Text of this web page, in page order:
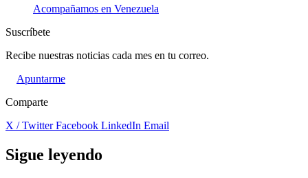
Acompañamos en Venezuela
Suscríbete
Recibe nuestras noticias cada mes en tu correo.
Apuntarme
Comparte
X / TwitterFacebook LinkedIn Email
Sigue leyendo